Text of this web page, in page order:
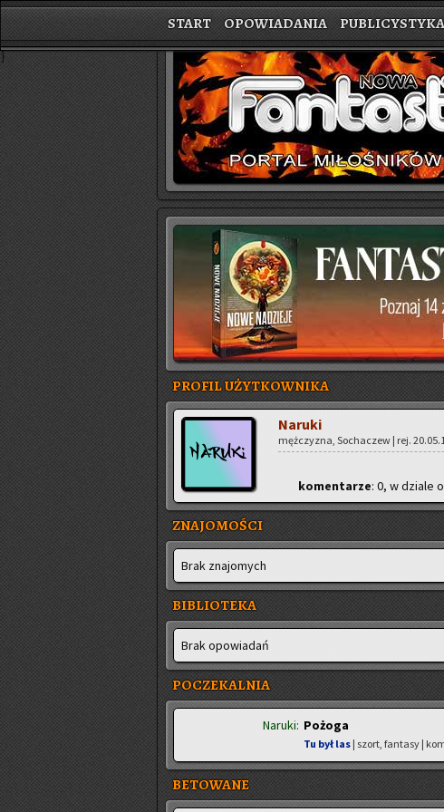
START OPOWIADANIA PUBLICYSTYKA
}
PROFIL UŻYTKOWNIKA
Na­ru­ki
męż­czy­zna, So­cha­czew | rej.
ko­men­ta­rze: 0, w dzia­le
ZNAJOMOŚCI
Brak zna­jo­mych
BIBLIOTEKA
Brak opo­wia­dań
POCZEKALNIA
Naruki: Pożoga
Tu był las | szort, fantasy |
BETOWANE